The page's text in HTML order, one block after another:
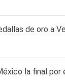
de oro a
la final por